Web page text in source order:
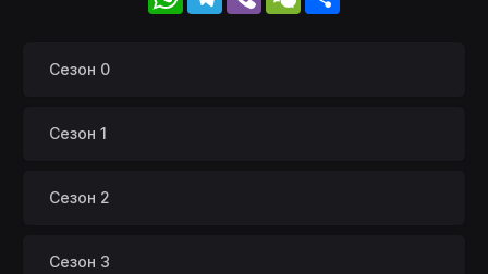
Сезон 0
Сезон 1
Сезон 2
Сезон 3